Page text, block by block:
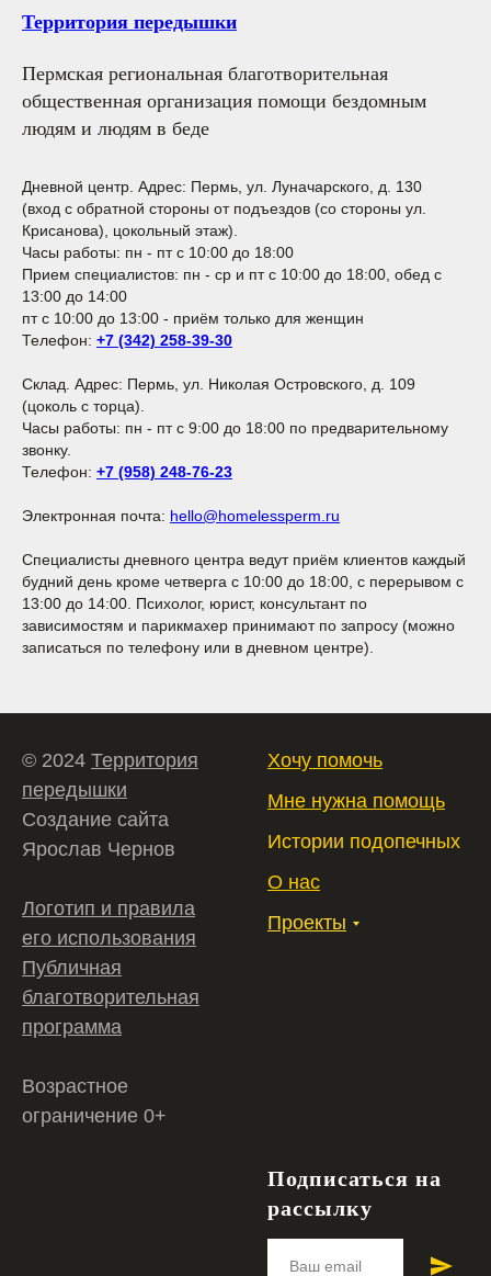
Территория передышки
Пермская региональная благотворительная
общественная организация помощи бездомным
людям и людям в беде
Дневной центр. Адрес: Пермь, ул. Луначарского, д. 130
(вход с обратной стороны от подъездов (со стороны ул.
Крисанова), цокольный этаж).
Часы работы: пн - пт с 10:00 до 18:00
Прием специалистов: пн - ср и пт с 10:00 до 18:00, обед с
13:00 до 14:00
пт с 10:00 до 13:00 - приём только для женщин
Телефон: +7 (342) 258-39-30
Склад. Адрес: Пермь, ул. Николая Островского, д. 109
(цоколь с торца).
Часы работы: пн - пт с 9:00 до 18:00 по предварительному
звонку.
Телефон: +7 (958) 248-76-23
Электронная почта: hello@homelessperm.ru
Специалисты дневного центра ведут приём клиентов каждый
будний день кроме четверга с 10:00 до 18:00, с перерывом с
13:00 до 14:00. Психолог, юрист, консультант по
зависимостям и парикмахер принимают по запросу (можно
записаться по телефону или в дневном центре).
© 2024 Территория
передышки
Создание сайта
Ярослав Чернов
Логотип и правила
его использования
Публичная
благотворительная
программа
Возрастное
ограничение 0+
Хочу помочь
Мне нужна помощь
Истории подопечных
О нас
Проекты
Подписаться на
рассылку